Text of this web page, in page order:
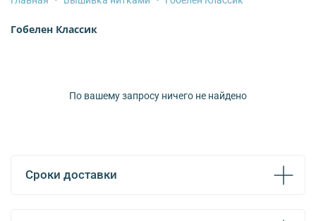
Гобелен Классик
По вашему запросу ничего не найдено
Сроки доставки